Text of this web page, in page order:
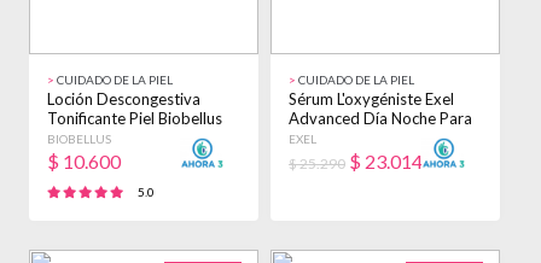
> CUIDADO DE LA PIEL
Loción Descongestiva
Tonificante Piel Biobellus
500ml Todo Tipo De Piel
Día/noche
BIOBELLUS
$ 10.600
5.0
> CUIDADO DE LA PIEL
Sérum L'oxygéniste Exel
Advanced Día Noche Para
Todo Tipo De Piel De 25ml
30+ Años Todo Tipo De
Piel
EXEL
$ 25.290 $ 23.014